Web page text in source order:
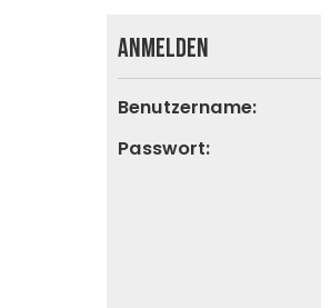
Anmelden
Benutzername:
Passwort: